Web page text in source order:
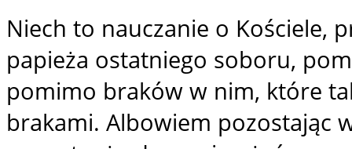
Niech to nauczanie o Kościele,
papieża ostatniego soboru,
pomimo braków w nim, które
brakami. Albowiem pozostając